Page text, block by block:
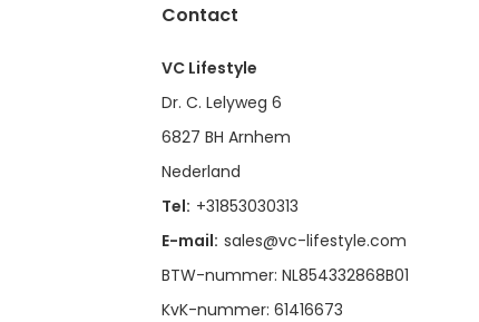
Contact
VC Lifestyle
Dr. C. Lelyweg 6
6827 BH Arnhem
Nederland
Tel: +31853030313
E-mail: sales@vc-lifestyle.com
BTW-nummer: NL854332868B01
KvK-nummer: 61416673